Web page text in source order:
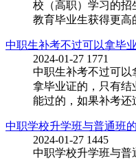
校（高职）学习的招
教育毕业生获得更高
中职生补考不过可以拿毕
2024-01-27 1771
中职生补考不过可以
拿毕业证的，只有结
能过的，如果补考还
中职学校升学班与普通班
2024-01-27 1445
中职学校升学班与普